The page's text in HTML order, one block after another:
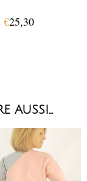
€25,30
AUSSI…